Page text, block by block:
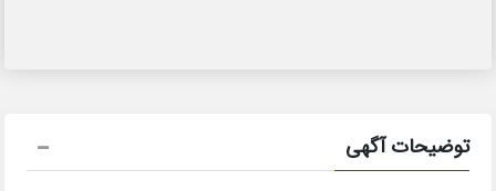
توضیحات آگهی